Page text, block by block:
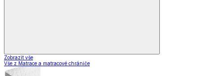
Zobrazit vše
Vše z Matrace a matracové chrániče